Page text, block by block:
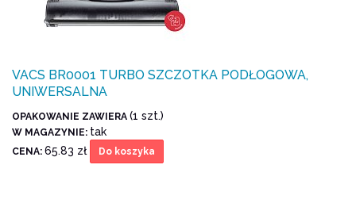
VACS BR0001 TURBO SZCZOTKA PODŁOGOWA,
UNIWERSALNA
OPAKOWANIE ZAWIERA (1 szt.)
W MAGAZYNIE: tak
CENA: 65.83 zł Do koszyka